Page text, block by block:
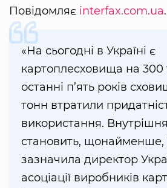
Повідомляє interfax.com.ua.
«На сьогодні в Україні є
картоплесховища на 300
останні п’ять років
тонн втратили
використання.
становить, щонайменше,
зазначила директор
асоціації виробників